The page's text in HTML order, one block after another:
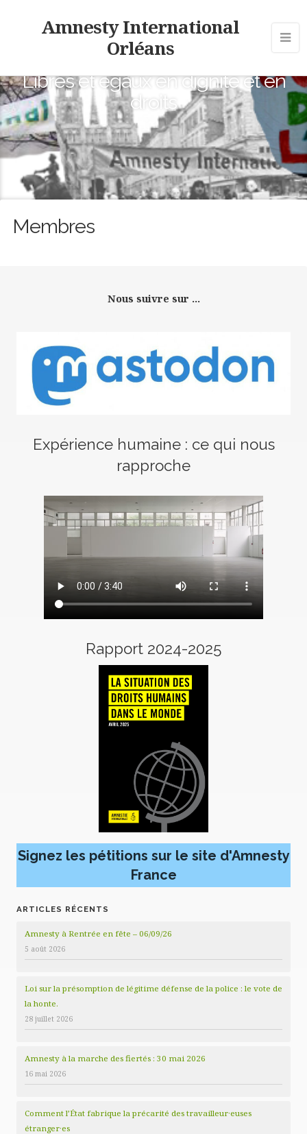
Amnesty International
Orléans
Libres et égaux en dignité et en
droits
Membres
Nous suivre sur ...
Expérience humaine : ce qui nous
rapproche
Rapport 2024-2025
Signez les pétitions sur le site d'Amnesty
France
ARTICLES RÉCENTS
Amnesty à Rentrée en fête – 06/09/26
5 août 2026
Loi sur la présomption de légitime défense de la police : le vote de
la honte.
28 juillet 2026
Amnesty à la marche des fiertés : 30 mai 2026
16 mai 2026
Comment l’État fabrique la précarité des travailleur·euses
étranger·es